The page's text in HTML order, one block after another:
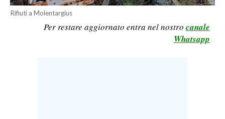
LAVORO
Rifiuti a Molentargius
Per restare aggiornato entra nel nostro canale
Whatsapp